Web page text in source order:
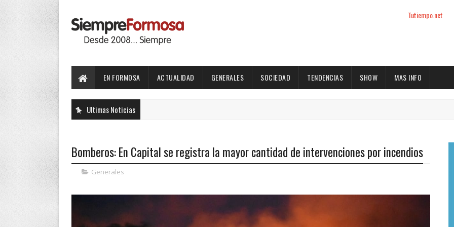
Tutiempo.net
EN FORMOSA ACTUALIDAD GENERALES SOCIEDAD TENDENCIAS SHOW MAS INFO
Ultimas Noticias
Bomberos: En Capital se registra la mayor cantidad de intervenciones por incendios
Generales